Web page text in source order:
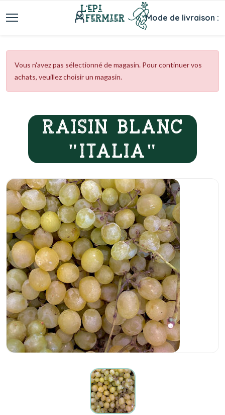
Mode de livraison :
Vous n'avez pas sélectionné de magasin. Pour continuer vos
achats, veuillez choisir un magasin.
RAISIN BLANC
"ITALIA"